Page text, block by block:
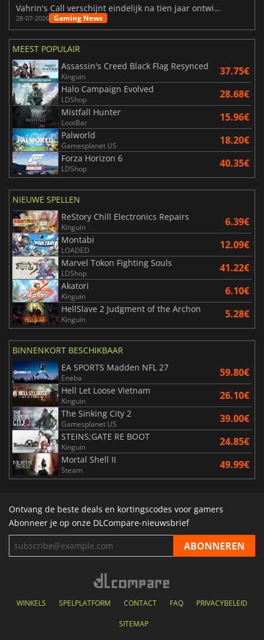
Vahrin's Call verschijnt eindelijk na tien jaar ontwikkeling
28-07-2026 Gaming News
MEEST POPULAIR
Assassin's Creed Black Flag Resynced
Kinguin 37.75€
Halo Campaign Evolved
LDShop 28.68€
Mistfall Hunter
LootBar 15.96€
Palworld
Gamesplanet US 18.20€
Forza Horizon 6
LDShop 40.35€
NIEUWE SPELLEN
ReStory Chill Electronics Repairs
Kinguin 6.39€
Montabi
LOADED 12.09€
Marvel Tokon Fighting Souls
LDShop 41.22€
Akatori
Kinguin 6.10€
HellSlave 2 Judgment of the Archon
Kinguin 5.28€
BINNENKORT BESCHIKBAAR
EA SPORTS Madden NFL 27
Eneba 59.80€
Hell Let Loose Vietnam
Kinguin 26.10€
The Sinking City 2
Gamesplanet US 39.00€
STEINS;GATE RE BOOT
Kinguin 24.85€
Mortal Shell II
Steam 49.99€
Ontvang de beste deals en kortingscodes voor gamers
Abonneer je op onze DLCompare-nieuwsbrief
WINKELS SPELPLATFORM CONTACT FAQ PRIVACYBELEID
SITEMAP